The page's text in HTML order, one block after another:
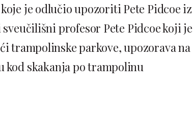
je odlučio upozoriti Pete Pidcoe iz
profesor Pete Pidcoe koji je
trampolinske parkove, upozorava na
kod skakanja po trampolinu